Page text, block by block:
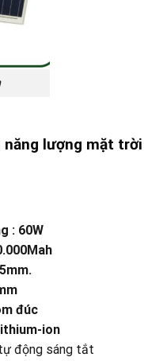
lượng mặt trời
: 60W
đúc
ion
động sáng tắt